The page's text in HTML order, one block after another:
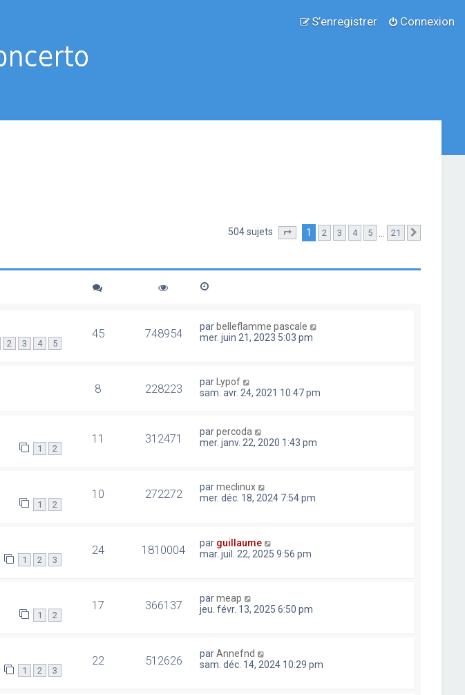
Connexion
S’enregistrer
504 sujets Page sur 21
1 2 3 4 5 21
2 3 4 5
45 748954 par belleflamme pascale
mer. juin 21, 2023 5:03 pm
8 228223 par Lypof
sam. avr. 24, 2021 10:47 pm
1 2
11 312471 parpercoda
mer. janv. 22, 2020 1:43 pm
1 2
10 272272 parmeclinux
mer. déc. 18, 2024 7:54 pm
1 2 3
24 1810004 par guillaume
mar. juil. 22, 2025 9:56 pm
1 2
17 366137 parmeap
jeu. févr. 13, 2025 6:50 pm
1 2 3
22 512626 parAnnefnd
sam. déc. 14, 2024 10:29 pm